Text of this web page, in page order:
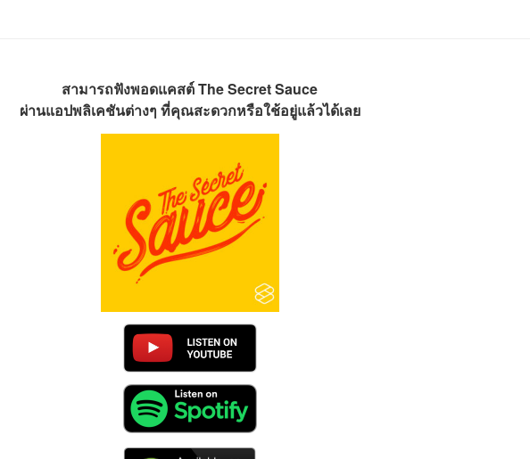
สามารถฟังพอดแคสต์ The Secret Sauce
ผ่านแอปพลิเคชันต่างๆ ที่คุณสะดวกหรือใช้อยู่แล้วได้เลย